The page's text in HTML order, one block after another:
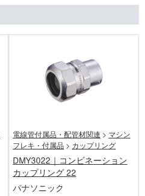
電線管付属品・配管材関連 > マシン
フレキ・付属品 > カップリング
DMY3022｜コンビネーション
カップリング 22
パナソニック